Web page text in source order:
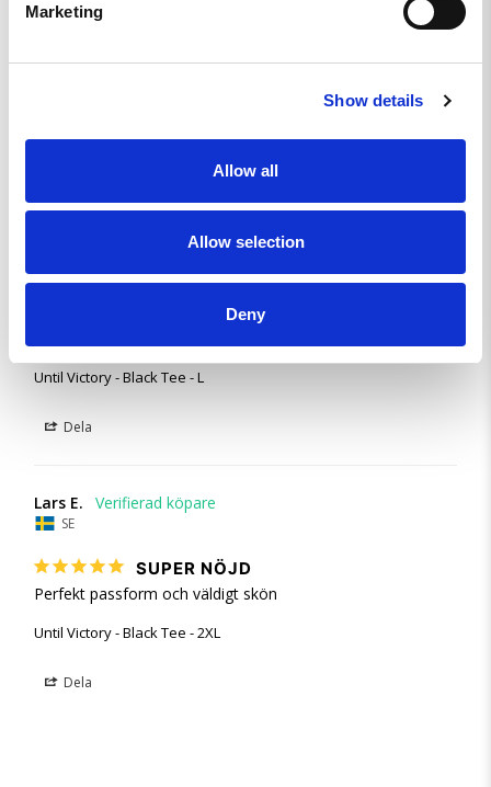
Marketing
Show details
Allow all
Allow selection
Deny
SCHYSST KVALITET SOM VANLIGT PÅ ERA
PRODUKTER
HÄRLIG TISCHA
Until Victory - Black Tee - L
Dela
Lars E.
SE
SUPER NÖJD
Perfekt passform och väldigt skön
Until Victory - Black Tee - 2XL
Dela